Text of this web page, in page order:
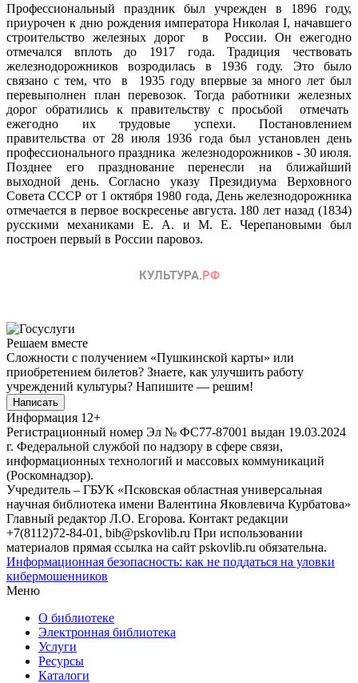
Профессиональный праздник был учрежден в 1896 году,
приурочен к дню рождения императора Николая I, начавшего
строительство железных дорог в России. Он ежегодно
отмечался вплоть до 1917 года. Традиция чествовать
железнодорожников возродилась в 1936 году. Это было
связано с тем, что в 1935 году впервые за много лет был
перевыполнен план перевозок. Тогда работники железных
дорог обратились к правительству с просьбой отмечать
ежегодно их трудовые успехи. Постановлением
правительства от 28 июля 1936 года был установлен день
профессионального праздника железнодорожников - 30 июля.
Позднее его празднование перенесли на ближайший
выходной день. Согласно указу Президиума Верховного
Совета СССР от 1 октября 1980 года, День железнодорожника
отмечается в первое воскресенье августа. 180 лет назад (1834)
русскими механиками Е. А. и М. Е. Черепановыми был
построен первый в России паровоз.
Решаем вместе
Сложности с получением «Пушкинской карты» или
приобретением билетов? Знаете, как улучшить работу
учреждений культуры? Напишите — решим!
Написать
Информация 12+
Регистрационный номер Эл № ФС77-87001 выдан 19.03.2024
г. Федеральной службой по надзору в сфере связи,
информационных технологий и массовых коммуникаций
(Роскомнадзор).
Учредитель – ГБУК «Псковская областная универсальная
научная библиотека имени Валентина Яковлевича Курбатова»
Главный редактор Л.О. Егорова. Контакт редакции
+7(8112)72-84-01, bib@pskovlib.ru При использовании
материалов прямая ссылка на сайт pskovlib.ru обязательна.
Информационная безопасность: как не поддаться на уловки
кибермошенников
Меню
О библиотеке
Электронная библиотека
Услуги
Ресурсы
Каталоги